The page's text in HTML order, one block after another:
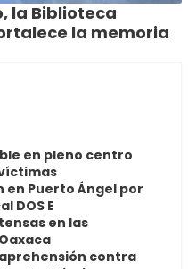
la Biblioteca
la memoria
en pleno centro
Puerto Ángel por
DOS E
en las
contra